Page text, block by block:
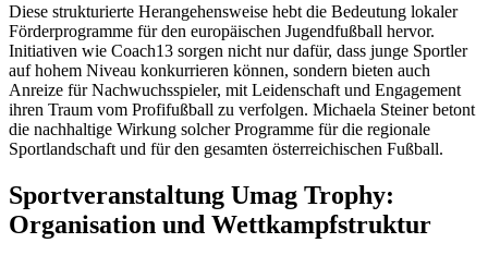
Diese strukturierte Herangehensweise hebt die Bedeutung lokaler
Förderprogramme für den europäischen Jugendfußball hervor.
Initiativen wie Coach13 sorgen nicht nur dafür, dass junge Sportler
auf hohem Niveau konkurrieren können, sondern bieten auch
Anreize für Nachwuchsspieler, mit Leidenschaft und Engagement
ihren Traum vom Profifußball zu verfolgen. Michaela Steiner betont
die nachhaltige Wirkung solcher Programme für die regionale
Sportlandschaft und für den gesamten österreichischen Fußball.
Sportveranstaltung Umag Trophy:
Organisation und Wettkampfstruktur